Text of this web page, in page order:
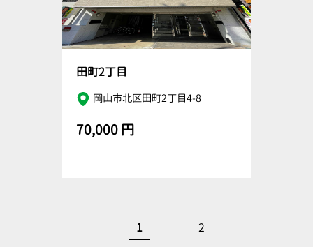
田町2丁目
岡山市北区田町2丁目4-8
70,000 円
1 2